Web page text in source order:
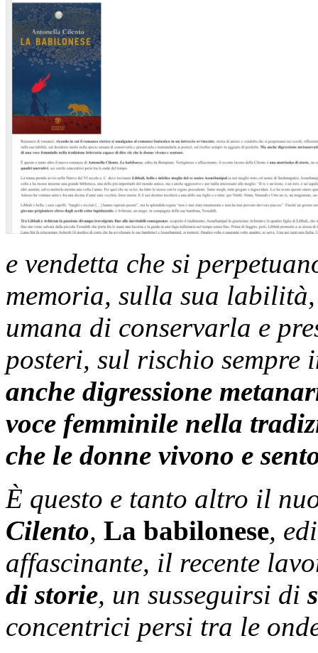
e vendetta che si
memoria, sulla sua
umana di conservarla e
posteri, sul rischio
anche digressione
voce femminile nella
che le donne vivono e
È questo e tanto altro il
Cilento, La babilonese,
affascinante, il recente
di storie, un susseguirsi di
concentrici persi tra le